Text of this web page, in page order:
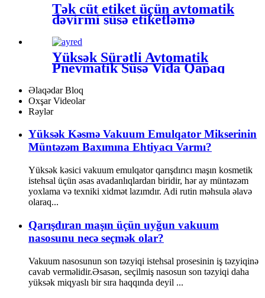
Tək cüt etiket üçün avtomatik
dəyirmi şüşə etiketləmə
maşını
Yüksək Sürətli Avtomatik
Pnevmatik Şüşə Vida Qapaq
Əlaqədar Bloq
Oxşar Videolar
Rəylər
Yüksək Kəsmə Vakuum Emulqator Mikserinin
Müntəzəm Baxımına Ehtiyacı Varmı?
Yüksək kəsici vakuum emulqator qarışdırıcı maşın kosmetik
istehsal üçün əsas avadanlıqlardan biridir, hər ay müntəzəm
yoxlama və texniki xidmət lazımdır. Adi rutin məhsula əlavə
olaraq...
Qarışdıran maşın üçün uyğun vakuum
nasosunu necə seçmək olar?
Vakuum nasosunun son təzyiqi istehsal prosesinin iş təzyiqinə
cavab verməlidir.Əsasən, seçilmiş nasosun son təzyiqi daha
yüksək miqyaslı bir sıra haqqında deyil ...